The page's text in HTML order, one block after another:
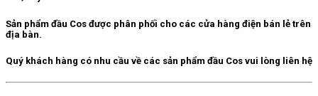
Sản phẩm đầu Cos được phân phối cho các cửa hàng điện bán lẻ trên
địa bàn.
Quý khách hàng có nhu cầu về các sản phẩm đầu Cos vui lòng liên hệ